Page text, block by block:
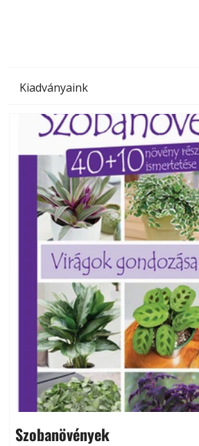
Kiadványaink
Szobanövények